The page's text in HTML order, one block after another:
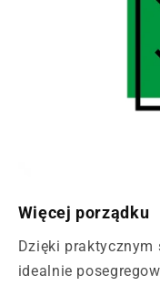
Więcej porządku
Dzięki praktycznym
idealnie